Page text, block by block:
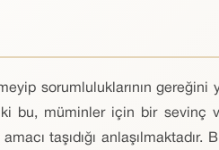
sorumluluklarının
bu, müminler için bir sevinç
taşıdığı anlaşılmaktadır.